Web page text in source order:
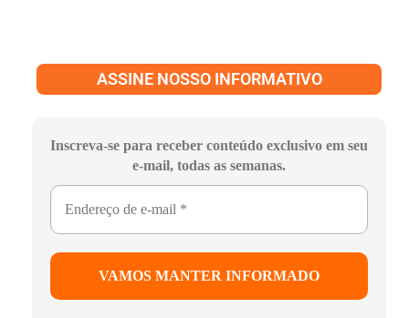
ASSINE NOSSO INFORMATIVO
Inscreva-se para receber conteúdo exclusivo em seu
e-mail, todas as semanas.